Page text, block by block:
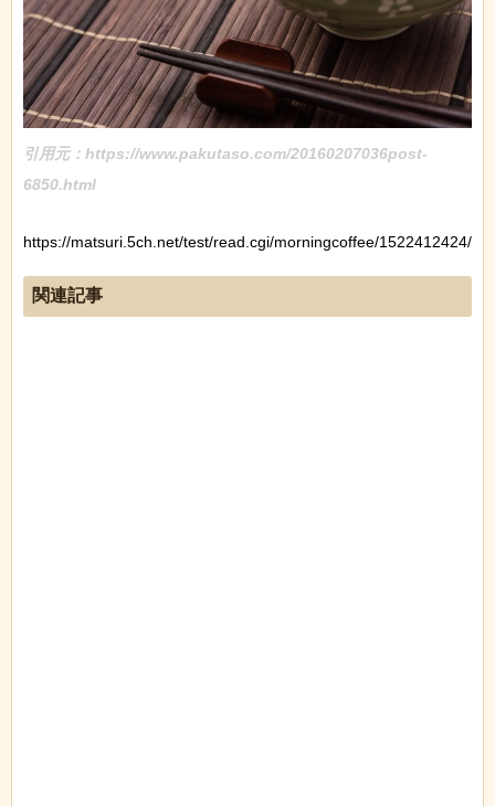
引用元：https://www.pakutaso.com/20160207036post-
6850.html
https://matsuri.5ch.net/test/read.cgi/morningcoffee/1522412424/
関連記事